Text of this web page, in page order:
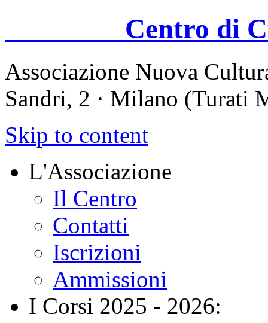
Centro di
Associazione Nuova
Sandri, 2 · Milano (Turati
Skip to content
L'Associazione
Il Centro
Contatti
Iscrizioni
Ammissioni
I Corsi 2025 - 2026: